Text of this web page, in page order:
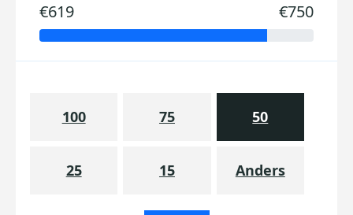
€619 €750
100 75 50
25 15 Anders